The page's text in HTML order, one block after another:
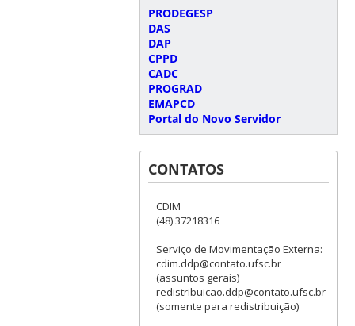
PRODEGESP
DAS
DAP
CPPD
CADC
PROGRAD
EMAPCD
Portal do Novo Servidor
CONTATOS
CDIM
(48) 37218316
Serviço de Movimentação Externa:
cdim.ddp@contato.ufsc.br
(assuntos gerais)
redistribuicao.ddp@contato.ufsc.br
(somente para redistribuição)